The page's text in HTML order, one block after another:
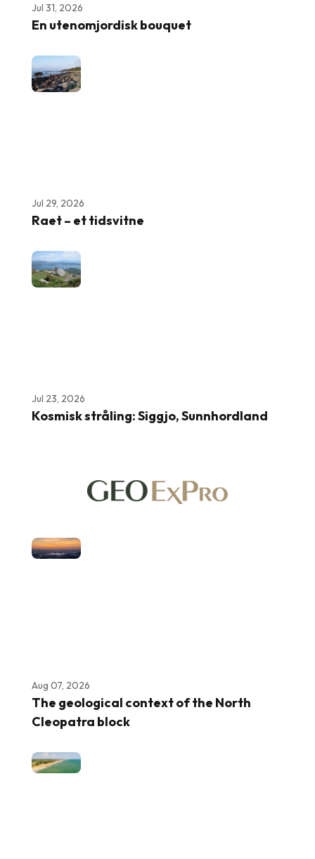
Jul 31, 2026
En utenomjordisk bouquet
Jul 29, 2026
Raet – et tidsvitne
Jul 23, 2026
Kosmisk stråling: Siggjo, Sunnhordland
Aug 07, 2026
The geological context of the North
Cleopatra block